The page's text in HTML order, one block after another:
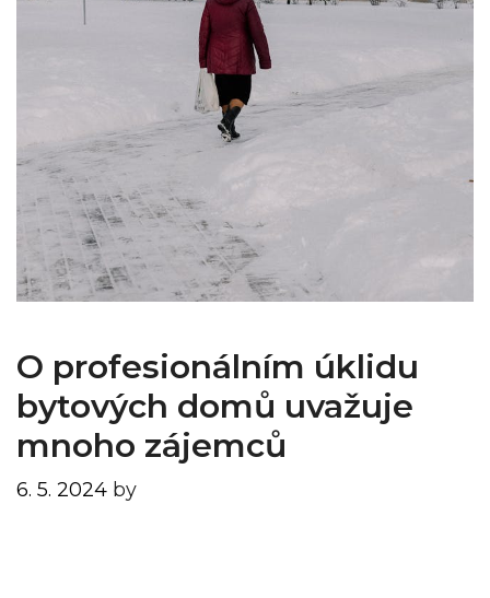
O profesionálním úklidu
bytových domů uvažuje
mnoho zájemců
6. 5. 2024 by